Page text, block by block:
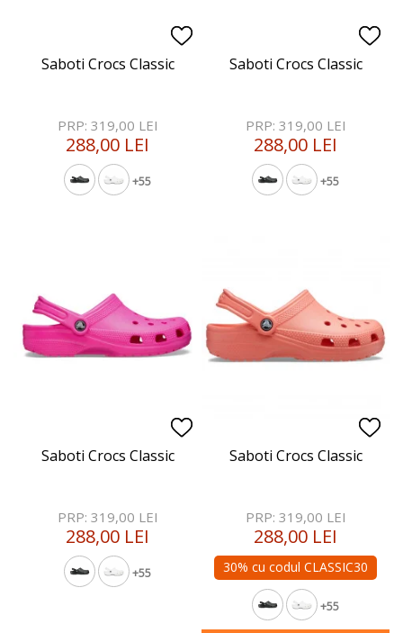
Saboti Crocs Classic
+55
PRP: 319,00 LEI
288,00 LEI
Saboti Crocs Classic
+55
PRP: 319,00 LEI
288,00 LEI
Saboti Crocs Classic
+55
PRP: 319,00 LEI
288,00 LEI
Saboti Crocs Classic
+55
PRP: 319,00 LEI
288,00 LEI
30% cu codul CLASSIC30